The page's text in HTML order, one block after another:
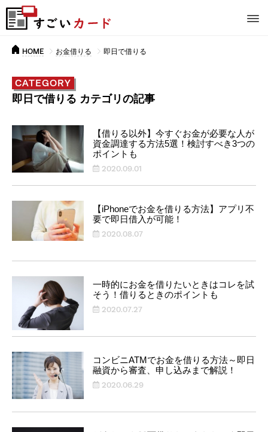
HOME お金借りる 即日で借りる
CATEGORY
即日で借りる カテゴリの記事
【借りる以外】今すぐお金が必要な人が
資金調達する方法5選！検討すべき3つの
ポイントも
2020.09.01
【iPhoneでお金を借りる方法】アプリ不
要で即日借入が可能！
2020.08.07
一時的にお金を借りたいときはコレを試
そう！借りるときのポイントも
2020.07.27
コンビニATMでお金を借りる方法～即日
融資から審査、申し込みまで解説！
2020.06.29